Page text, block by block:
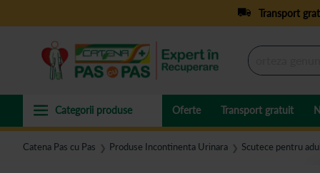
Transport
Oferte Transport gratuit
Catena Pas cu Pas ❯ Produse Incontinenta Urinara ❯ Scutece pentru